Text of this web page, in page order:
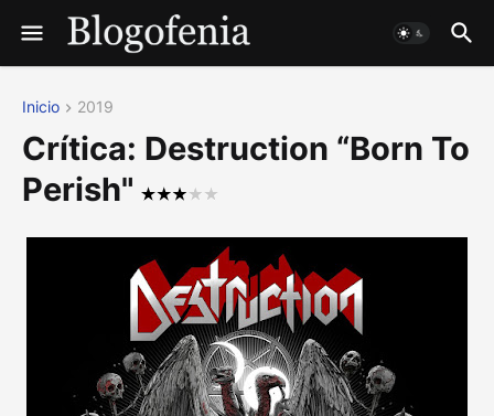
Inicio 2019
Crítica: Destruction “Born To
Perish"